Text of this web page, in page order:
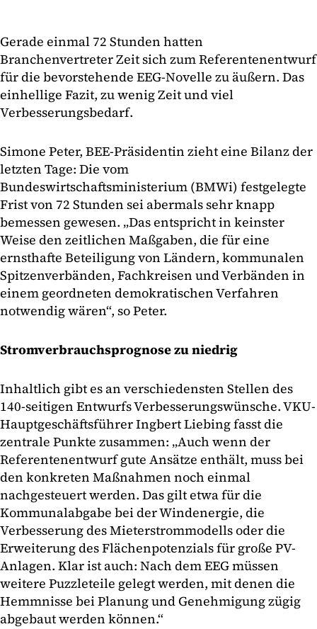
Gerade einmal 72 Stunden hatten
Branchenvertreter Zeit sich zum Referentenentwurf
für die bevorstehende EEG-Novelle zu äußern. Das
einhellige Fazit, zu wenig Zeit und viel
Verbesserungsbedarf.
Simone Peter, BEE-Präsidentin zieht eine Bilanz der
letzten Tage: Die vom
Bundeswirtschaftsministerium (BMWi) festgelegte
Frist von 72 Stunden sei abermals sehr knapp
bemessen gewesen. „Das entspricht in keinster
Weise den zeitlichen Maßgaben, die für eine
ernsthafte Beteiligung von Ländern, kommunalen
Spitzenverbänden, Fachkreisen und Verbänden in
einem geordneten demokratischen Verfahren
notwendig wären“, so Peter.
Stromverbrauchsprognose zu niedrig
Inhaltlich gibt es an verschiedensten Stellen des
140-seitigen Entwurfs Verbesserungswünsche. VKU-
Hauptgeschäftsführer Ingbert Liebing fasst die
zentrale Punkte zusammen: „Auch wenn der
Referentenentwurf gute Ansätze enthält, muss bei
den konkreten Maßnahmen noch einmal
nachgesteuert werden. Das gilt etwa für die
Kommunalabgabe bei der Windenergie, die
Verbesserung des Mieterstrommodells oder die
Erweiterung des Flächenpotenzials für große PV-
Anlagen. Klar ist auch: Nach dem EEG müssen
weitere Puzzleteile gelegt werden, mit denen die
Hemmnisse bei Planung und Genehmigung zügig
abgebaut werden können.“